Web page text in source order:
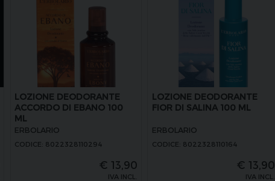
LOZIONE DEODORANTE
ACCORDO DI EBANO 100
ML
ERBOLARIO
CODICE: 8022328110294
€ 13,90
IVA INCL.
LOZIONE DEODORANTE
FIOR DI SALINA 100 ML
ERBOLARIO
CODICE: 8022328110164
€ 13,90
IVA INCL.